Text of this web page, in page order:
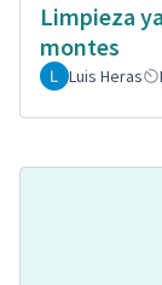
Limpieza
montes
Luis Heras